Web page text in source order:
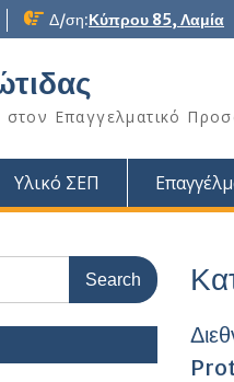
Δ/ση:Κύπρου 85, Λαμία
στον Επαγγελματικό
Υλικό ΣΕΠ